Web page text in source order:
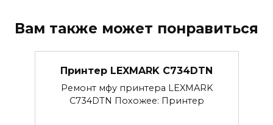
Вам также может понравиться
Принтер LEXMARK C734DTN
Ремонт мфу принтера LEXMARK
C734DTN Похожее: Принтер